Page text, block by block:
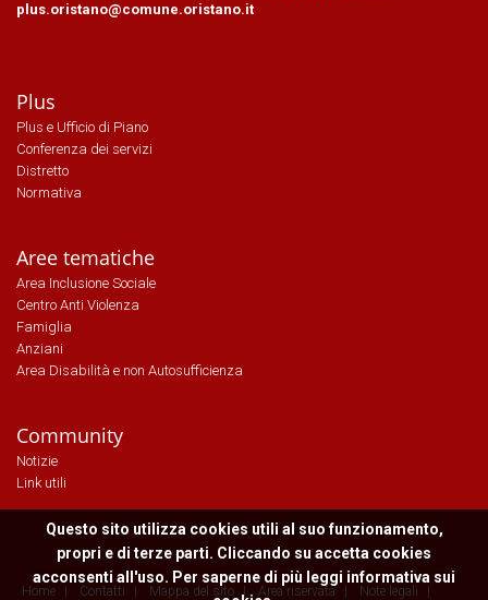
Questo sito utilizza cookies utili al suo funzionamento,
propri e di terze parti. Cliccando su accetta cookies
acconsenti all'uso. Per saperne di più leggi informativa sui
plus.oristano@comune.oristano.it
Plus
Plus e Ufficio di Piano
Conferenza dei servizi
Distretto
Normativa
Aree tematiche
Area Inclusione Sociale
Centro Anti Violenza
Famiglia
Anziani
Area Disabilità e non Autosufficienza
Community
Notizie
Link utili
Home Contatti Mappa del sito | Area riservata Note legali